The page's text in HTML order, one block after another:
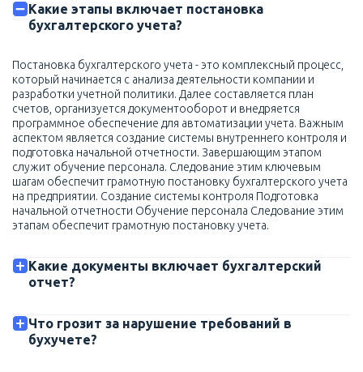
Какие этапы включает постановка
бухгалтерского учета?
Постановка бухгалтерского учета - это комплексный процесс,
который начинается с анализа деятельности компании и
разработки учетной политики. Далее составляется план
счетов, организуется документооборот и внедряется
программное обеспечение для автоматизации учета. Важным
аспектом является создание системы внутреннего контроля и
подготовка начальной отчетности. Завершающим этапом
служит обучение персонала. Следование этим ключевым
шагам обеспечит грамотную постановку бухгалтерского учета
на предприятии. Создание системы контроля Подготовка
начальной отчетности Обучение персонала Следование этим
этапам обеспечит грамотную постановку учета.
Какие документы включает бухгалтерский
отчет?
Что грозит за нарушение требований в
бухучете?